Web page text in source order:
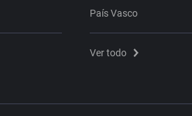
País Vasco
Ver todo